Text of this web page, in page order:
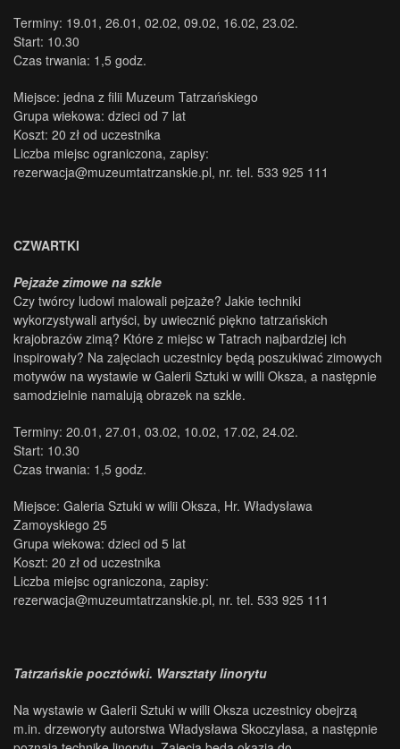
Terminy: 19.01, 26.01, 02.02, 09.02, 16.02, 23.02.
Start: 10.30
Czas trwania: 1,5 godz.
Miejsce: jedna z filii Muzeum Tatrzańskiego
Grupa wiekowa: dzieci od 7 lat
Koszt: 20 zł od uczestnika
Liczba miejsc ograniczona, zapisy:
rezerwacja@muzeumtatrzanskie.pl, nr. tel. 533 925 111
CZWARTKI
Pejzaże zimowe na szkle
Czy twórcy ludowi malowali pejzaże? Jakie techniki
wykorzystywali artyści, by uwiecznić piękno tatrzańskich
krajobrazów zimą? Które z miejsc w Tatrach najbardziej ich
inspirowały? Na zajęciach uczestnicy będą poszukiwać zimowych
motywów na wystawie w Galerii Sztuki w willi Oksza, a następnie
samodzielnie namalują obrazek na szkle.
Terminy: 20.01, 27.01, 03.02, 10.02, 17.02, 24.02.
Start: 10.30
Czas trwania: 1,5 godz.
Miejsce: Galeria Sztuki w wilii Oksza, Hr. Władysława
Zamoyskiego 25
Grupa wiekowa: dzieci od 5 lat
Koszt: 20 zł od uczestnika
Liczba miejsc ograniczona, zapisy:
rezerwacja@muzeumtatrzanskie.pl, nr. tel. 533 925 111
Tatrzańskie pocztówki. Warsztaty linorytu
Na wystawie w Galerii Sztuki w willi Oksza uczestnicy obejrzą
m.in. drzeworyty autorstwa Władysława Skoczylasa, a następnie